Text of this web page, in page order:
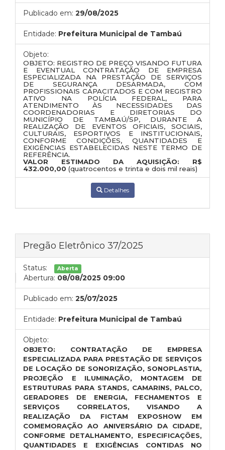
Publicado em: 29/08/2025
Entidade: Prefeitura Municipal de Tambaú
Objeto:
OBJETO: REGISTRO DE PREÇO VISANDO FUTURA
E EVENTUAL CONTRATAÇÃO DE EMPRESA
ESPECIALIZADA NA PRESTAÇÃO DE SERVIÇOS
DE SEGURANÇA DESARMADA, COM
PROFISSIONAIS CAPACITADOS E COM REGISTRO
ATIVO NA POLÍCIA FEDERAL, PARA
ATENDIMENTO ÀS NECESSIDADES DAS
COORDENADORIAS E DIRETORIAS DO
MUNICÍPIO DE TAMBAÚ/SP, DURANTE A
REALIZAÇÃO DE EVENTOS OFICIAIS, SOCIAIS,
CULTURAIS, ESPORTIVOS E INSTITUCIONAIS,
CONFORME CONDIÇÕES, QUANTIDADES E
EXIGÊNCIAS ESTABELECIDAS NESTE TERMO DE
REFERÊNCIA.
VALOR ESTIMADO DA AQUISIÇÃO: R$
432.000,00 (quatrocentos e trinta e dois mil reais)
Detalhes
Pregão Eletrônico 37/2025
Status: Aberta
Abertura: 08/08/2025 09:00
Publicado em: 25/07/2025
Entidade: Prefeitura Municipal de Tambaú
Objeto:
OBJETO: CONTRATAÇÃO DE EMPRESA
ESPECIALIZADA PARA PRESTAÇÃO DE SERVIÇOS
DE LOCAÇÃO DE SONORIZAÇÃO, SONOPLASTIA,
PROJEÇÃO E ILUMINAÇÃO, MONTAGEM DE
ESTRUTURAS PARA STANDS, CAMARINS, PALCO,
GERADORES DE ENERGIA, FECHAMENTOS E
SERVIÇOS CORRELATOS, VISANDO A
REALIZAÇÃO DA FICTAM EXPOSHOW EM
COMEMORAÇÃO AO ANIVERSÁRIO DA CIDADE,
CONFORME DETALHAMENTO, ESPECIFICAÇÕES,
QUANTIDADES E EXIGÊNCIAS CONTIDAS NO